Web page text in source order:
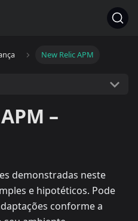
New Relic APM
–
demonstradas neste
e hipotéticos. Pode
conforme a